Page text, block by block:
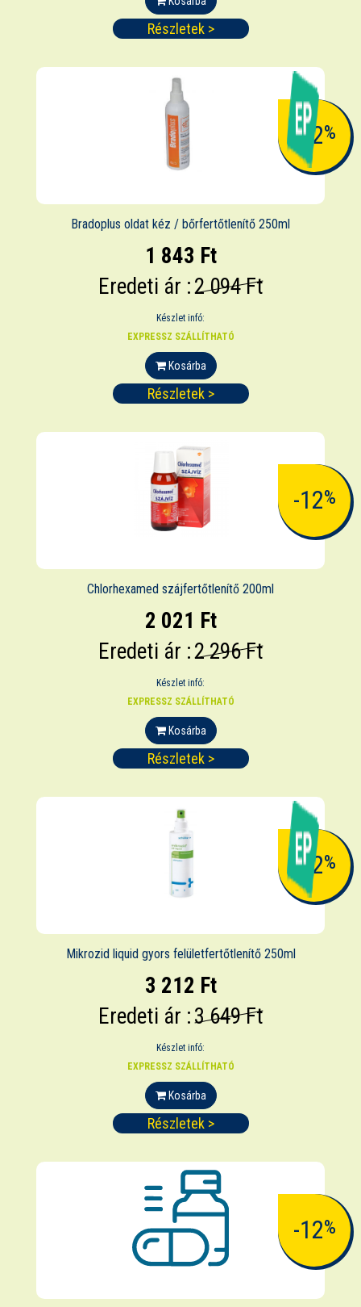
Részletek >
-12%
Bradoplus oldat kéz / bőrfertőtlenítő 250ml
1 843 Ft
Eredeti ár :2 094 Ft
Készlet infó:
EXPRESSZ SZÁLLÍTHATÓ
Kosárba
Részletek >
-12%
Chlorhexamed szájfertőtlenítő 200ml
2 021 Ft
Eredeti ár :2 296 Ft
Készlet infó:
EXPRESSZ SZÁLLÍTHATÓ
Kosárba
Részletek >
-12%
Mikrozid liquid gyors felületfertőtlenítő 250ml
3 212 Ft
Eredeti ár :3 649 Ft
Készlet infó:
EXPRESSZ SZÁLLÍTHATÓ
Kosárba
Részletek >
-12%